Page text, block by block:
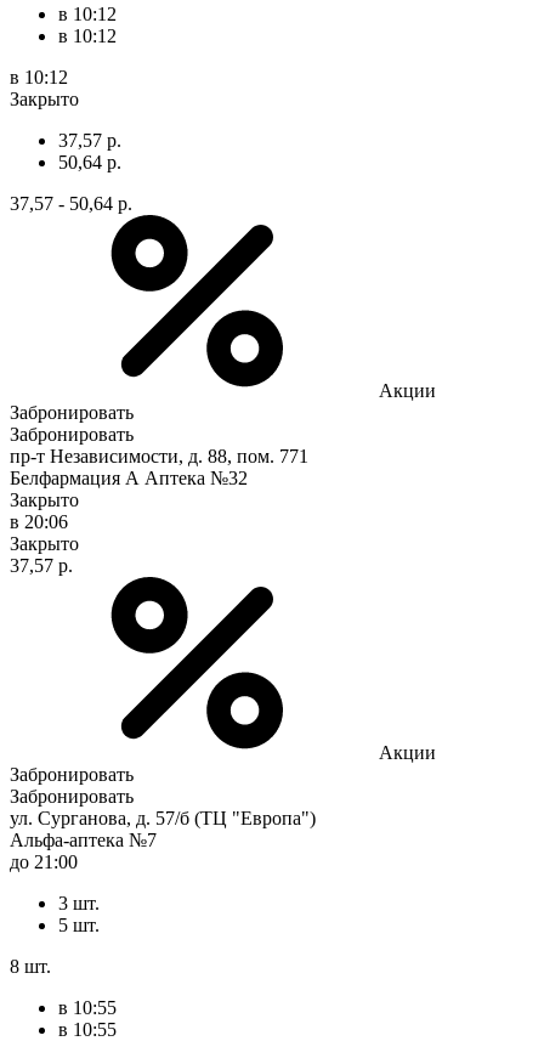
в 10:12
в 10:12
в 10:12
Закрыто
37,57 р.
50,64 р.
37,57 - 50,64 р.
Акции
Забронировать
Забронировать
пр-т Независимости, д. 88, пом. 771
Белфармация А Аптека №32
Закрыто
в 20:06
Закрыто
37,57 р.
Акции
Забронировать
Забронировать
ул. Сурганова, д. 57/б (ТЦ "Европа")
Альфа-аптека №7
до 21:00
3 шт.
5 шт.
8 шт.
в 10:55
в 10:55